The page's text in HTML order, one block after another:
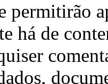
permitirão
há de